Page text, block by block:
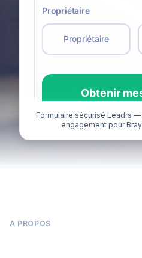
Formulaire sécurisé Leadrs
engagement pour
A PROPOS